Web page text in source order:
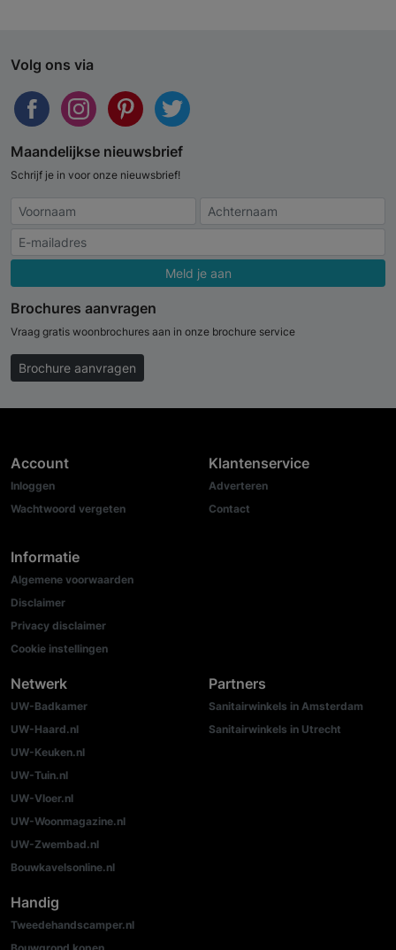
Volg ons via
Maandelijkse nieuwsbrief
Schrijf je in voor onze nieuwsbrief!
Meld je aan
Brochures aanvragen
Vraag gratis woonbrochures aan in onze brochure service
Brochure aanvragen
Account
Inloggen
Wachtwoord vergeten
Informatie
Algemene voorwaarden
Disclaimer
Privacy disclaimer
Cookie instellingen
Klantenservice
Adverteren
Contact
Netwerk
UW-Badkamer
UW-Haard.nl
UW-Keuken.nl
UW-Tuin.nl
UW-Vloer.nl
UW-Woonmagazine.nl
UW-Zwembad.nl
Bouwkavelsonline.nl
Partners
Sanitairwinkels in Amsterdam
Sanitairwinkels in Utrecht
Handig
Tweedehandscamper.nl